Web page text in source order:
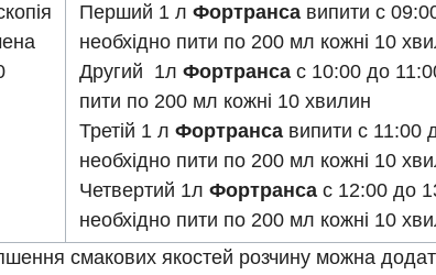
Перший 1 л Фортранса випити с
необхідно пити по 200 мл кожні 10
Другий 1л Фортранса с 10:00 до
пити по 200 мл кожні 10 хвилин
Третій 1 л Фортранса випити с 11:00
необхідно пити по 200 мл кожні 10
Четвертий 1л Фортранса с 12:00 до
необхідно пити по 200 мл кожні 10
смакових якостей розчину можна